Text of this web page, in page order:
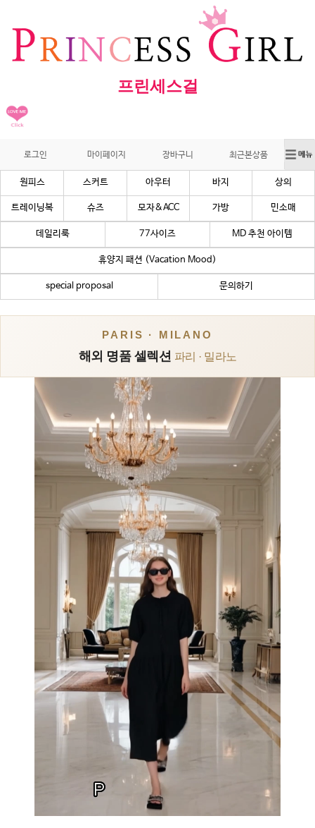
프린세스걸
로그인 마이페이지 장바구니 최근본상품
원피스 스커트 아우터 바지 상의
트레이닝복 슈즈 모자&ACC 가방 민소매
데일리룩 77사이즈 MD 추천 아이템
휴양지 패션 (Vacation Mood)
special proposal 문의하기
PARIS · MILANO
해외 명품 셀렉션 파리 · 밀라노